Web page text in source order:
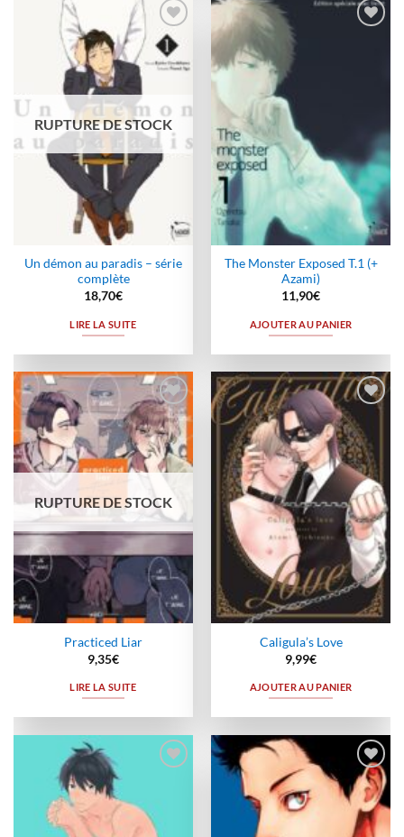
Ajouter
à la
wishlist
RUPTURE DE STOCK
Un démon au paradis – série
complète
18,70€
LIRE LA SUITE
The Monster Exposed T.1 (+
Azami)
11,90€
AJOUTER AU PANIER
Ajouter
à la
wishlist
RUPTURE DE STOCK
Practiced Liar
9,35€
LIRE LA SUITE
Ajouter
à la
wishlist
Caligula’s Love
9,99€
AJOUTER AU PANIER
Ajouter
à la
wishlist